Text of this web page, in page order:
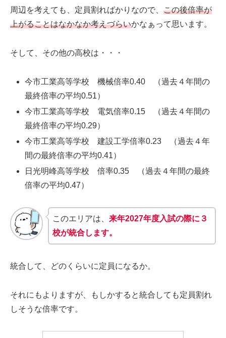
周辺を考えても、定員割ればかりなので、 この後倍率が
上がることはなかなか考えづらいかなぁって思います。
そして、その他の高校は・・・
今市工業高等学校 機械倍率0.40 （過去４年間の
最終倍率の平均0.51）
今市工業高等学校 電気倍率0.15 （過去４年間の
最終倍率の平均0.29）
今市工業高等学校 建設工学倍率0.23 （過去４年
間の最終倍率の平均0.41）
日光明峰高等学校 倍率0.35 （過去４年間の最終
倍率の平均0.47）
このエリアは、来年2027年度入試の際に３
校が統合します。
統合して、どのくらいに定員になるか。
それにもよりますが、もしかすると統合しても定員割れ
しそうな倍率です。